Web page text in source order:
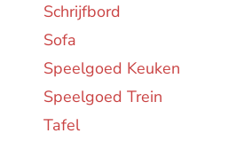
Schrijfbord
Sofa
Speelgoed Keuken
Speelgoed Trein
Tafel